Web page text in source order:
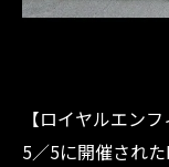
【ロイヤルエン
5／5に開催され